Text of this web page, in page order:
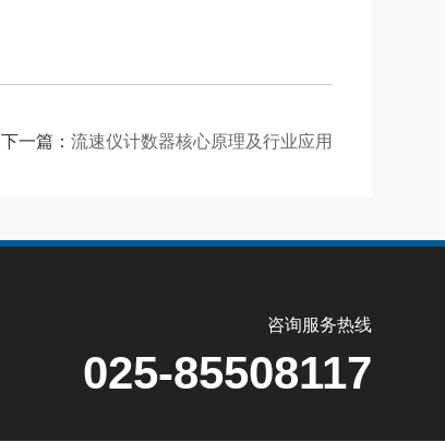
下一篇： 流速仪计数器核心原理及行业应用
咨询服务热线
025-85508117